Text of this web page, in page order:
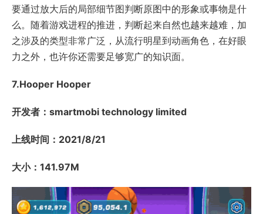
要通过放大后的局部细节图判断原图中的形象或事物是什
么。随着游戏进程的推进，判断起来自然也越来越难，加
之涉及的类型非常广泛，从流行明星到动画角色，在好眼
力之外，也许你还需要足够宽广的知识面。
7.Hooper Hooper
开发者：smartmobi technology limited
上线时间：2021/8/21
大小：141.97M